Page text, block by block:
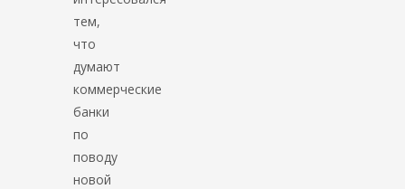
тем,
что
думают
коммерческие
банки
по
поводу
новой